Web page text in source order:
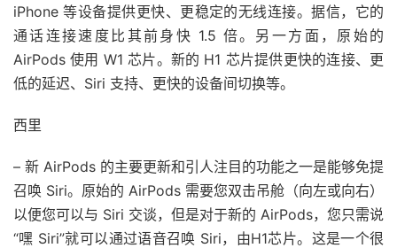
iPhone 等设备提供更快、更稳定的无线连接。据信，它的
通话连接速度比其前身快 1.5 倍。另一方面，原始的
AirPods 使用 W1 芯片。新的 H1 芯片提供更快的连接、更
低的延迟、Siri 支持、更快的设备间切换等。
西里
– 新 AirPods 的主要更新和引人注目的功能之一是能够免提
召唤 Siri。原始的 AirPods 需要您双击吊舱（向左或向右）
以便您可以与 Siri 交谈，但是对于新的 AirPods，您只需说
“嘿 Siri”就可以通过语音召唤 Siri，由H1芯片。这是一个很